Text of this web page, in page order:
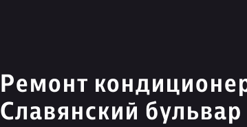
Ремонт
Славянский бульвар